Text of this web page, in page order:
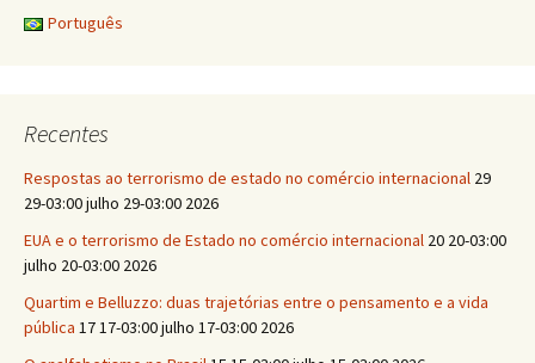
Português
Recentes
Respostas ao terrorismo de estado no comércio internacional 29
29-03:00 julho 29-03:00 2026
EUA e o terrorismo de Estado no comércio internacional 20 20-03:00
julho 20-03:00 2026
Quartim e Belluzzo: duas trajetórias entre o pensamento e a vida
pública 17 17-03:00 julho 17-03:00 2026